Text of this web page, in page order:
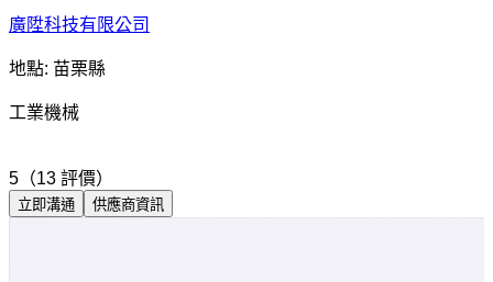
廣陞科技有限公司
地點: 苗栗縣
工業機械
5（13 評價）
立即溝通 供應商資訊